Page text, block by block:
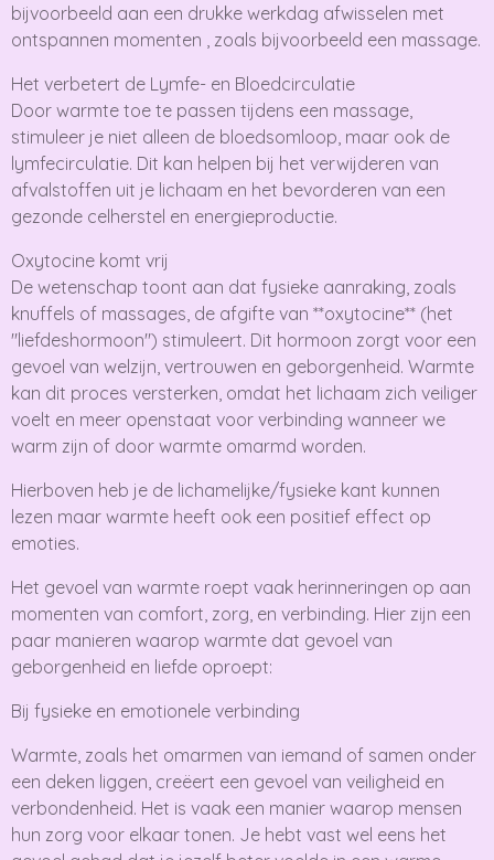
bijvoorbeeld aan een drukke werkdag afwisselen met
ontspannen momenten , zoals bijvoorbeeld een massage.
Het verbetert de Lymfe- en Bloedcirculatie
Door warmte toe te passen tijdens een massage,
stimuleer je niet alleen de bloedsomloop, maar ook de
lymfecirculatie. Dit kan helpen bij het verwijderen van
afvalstoffen uit je lichaam en het bevorderen van een
gezonde celherstel en energieproductie.
Oxytocine komt vrij
De wetenschap toont aan dat fysieke aanraking, zoals
knuffels of massages, de afgifte van **oxytocine** (het
"liefdeshormoon") stimuleert. Dit hormoon zorgt voor een
gevoel van welzijn, vertrouwen en geborgenheid. Warmte
kan dit proces versterken, omdat het lichaam zich veiliger
voelt en meer openstaat voor verbinding wanneer we
warm zijn of door warmte omarmd worden.
Hierboven heb je de lichamelijke/fysieke kant kunnen
lezen maar warmte heeft ook een positief effect op
emoties.
Het gevoel van warmte roept vaak herinneringen op aan
momenten van comfort, zorg, en verbinding. Hier zijn een
paar manieren waarop warmte dat gevoel van
geborgenheid en liefde oproept:
Bij fysieke en emotionele verbinding
Warmte, zoals het omarmen van iemand of samen onder
een deken liggen, creëert een gevoel van veiligheid en
verbondenheid. Het is vaak een manier waarop mensen
hun zorg voor elkaar tonen. Je hebt vast wel eens het